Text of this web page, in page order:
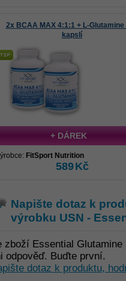
2x BCAA MAX 4:1:1 + L-Glutamine
kapslí
+ DÁREK
FitSport Nutrition
589Kč
Napište dotaz k
výrobku USN -
zboží Essential
odpověď. Buďte první.
dotaz k produktu,